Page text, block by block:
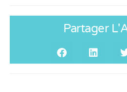
Partager